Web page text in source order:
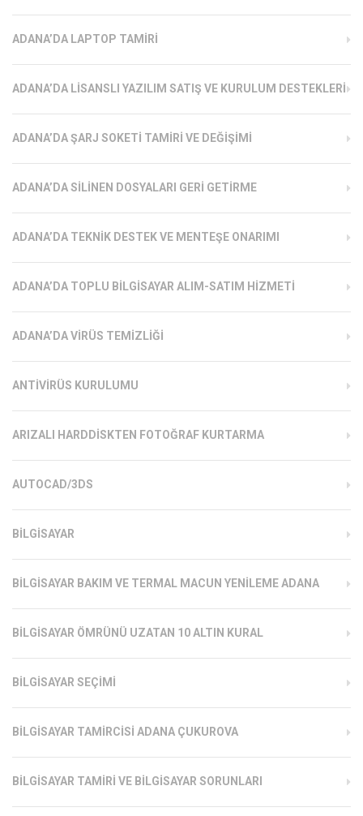
ADANA’DA LAPTOP TAMIRI
ADANA’DA LISANSLI YAZILIM SATIŞ VE KURULUM DESTEKLERI
ADANA’DA ŞARJ SOKETI TAMIRI VE DEĞIŞIMI
ADANA’DA SILINEN DOSYALARI GERI GETIRME
ADANA’DA TEKNIK DESTEK VE MENTEŞE ONARIMI
ADANA’DA TOPLU BILGISAYAR ALIM-SATIM HIZMETI
ADANA’DA VIRÜS TEMIZLIĞI
ANTIVIRÜS KURULUMU
ARIZALI HARDDISKTEN FOTOĞRAF KURTARMA
AUTOCAD/3DS
BILGISAYAR
BILGISAYAR BAKIM VE TERMAL MACUN YENILEME ADANA
BILGISAYAR ÖMRÜNÜ UZATAN 10 ALTIN KURAL
BILGISAYAR SEÇIMI
BILGISAYAR TAMIRCISI ADANA ÇUKUROVA
BILGISAYAR TAMIRI VE BILGISAYAR SORUNLARI